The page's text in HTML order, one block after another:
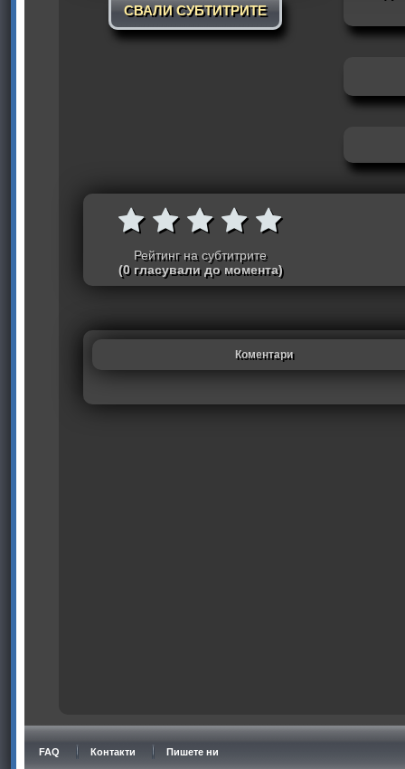
СВАЛИ СУБТИТРИТЕ
Рейтинг на субтитрите
(0 гласували до момента)
Коментари
FAQ Контакти Пишете ни